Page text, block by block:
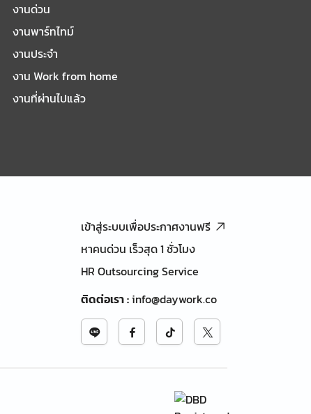
งานด่วน
งานพาร์ทไทม์
งานประจำ
งาน Work from home
งานที่ผ่านไปแล้ว
เข้าสู่ระบบเพื่อประกาศงานฟรี
หาคนด่วน เร็วสุด 1 ชั่วโมง
HR Outsourcing Service
ติดต่อเรา:info@daywork.co